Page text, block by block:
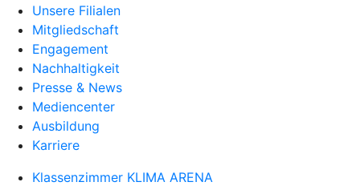
Unsere Filialen
Mitgliedschaft
Engagement
Nachhaltigkeit
Presse & News
Mediencenter
Ausbildung
Karriere
Klassenzimmer KLIMA ARENA